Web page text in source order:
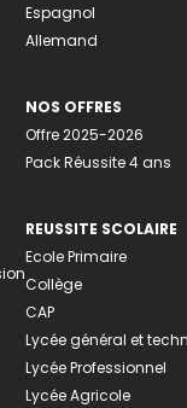
Espagnol
Allemand
NOS OFFRES
Offre 2025-2026
Pack Réussite 4 ans
REUSSITE SCOLAIRE
Ecole Primaire
Collège
CAP
Lycée général et
Lycée Professionnel
Lycée Agricole